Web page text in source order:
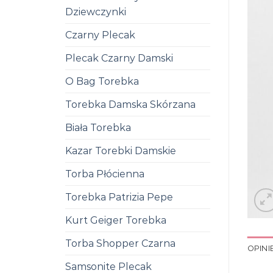
Dziewczynki
Czarny Plecak
Plecak Czarny Damski
O Bag Torebka
Torebka Damska Skórzana
Biała Torebka
Kazar Torebki Damskie
Torba Płócienna
Torebka Patrizia Pepe
Kurt Geiger Torebka
Torba Shopper Czarna
Samsonite Plecak